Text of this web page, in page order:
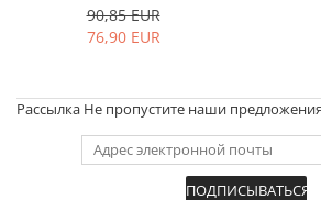
90,85 EUR
76,90 EUR
Рассылка Не пропустите наши